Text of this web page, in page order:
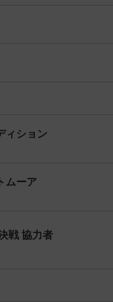
ィション
ムーア
戦 協力者